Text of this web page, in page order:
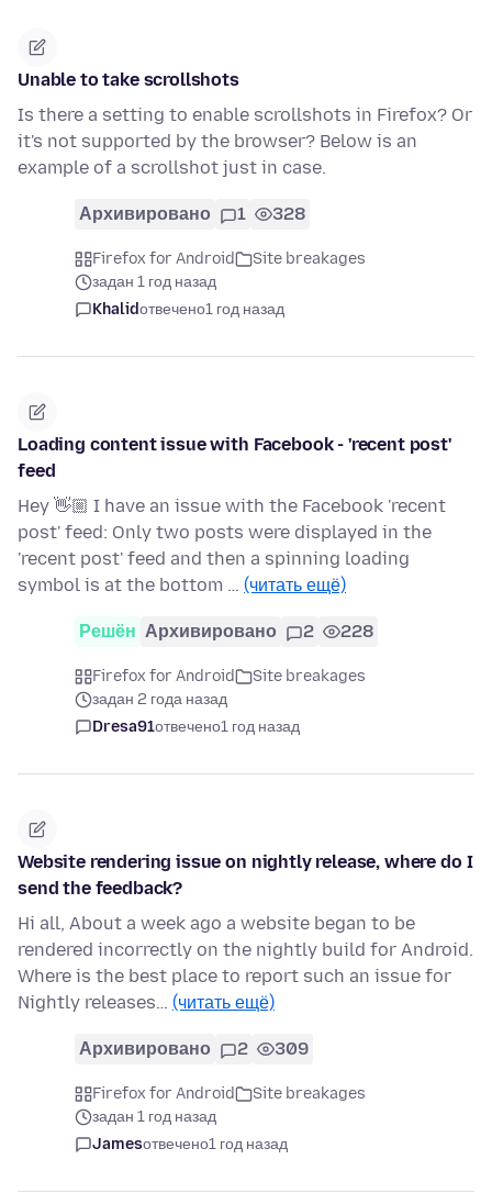
Unable to take scrollshots
Is there a setting to enable scrollshots in Firefox? Or
it's not supported by the browser? Below is an
example of a scrollshot just in case.
Архивировано 1 328
Firefox for Android
Site breakages
задан 1 год назад
Khalidотвечено1 год назад
Loading content issue with Facebook - 'recent post'
feed
Hey 👋🏼 I have an issue with the Facebook 'recent
post' feed: Only two posts were displayed in the
'recent post' feed and then a spinning loading
symbol is at the bottom … (читать ещё)
Решён Архивировано 2 228
Firefox for Android
Site breakages
задан 2 года назад
Dresa91отвечено1 год назад
Website rendering issue on nightly release, where do I
send the feedback?
Hi all, About a week ago a website began to be
rendered incorrectly on the nightly build for Android.
Where is the best place to report such an issue for
Nightly releases… (читать ещё)
Архивировано 2 309
Firefox for Android
Site breakages
задан 1 год назад
Jamesотвечено1 год назад